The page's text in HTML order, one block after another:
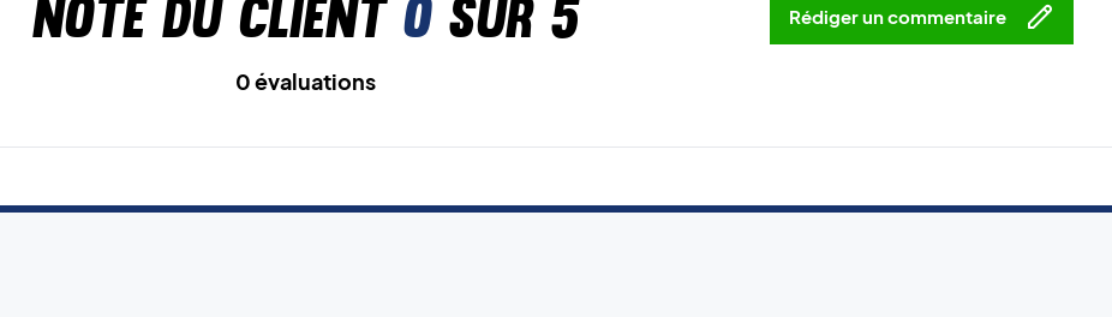
Note du client 0sur 5 Rédiger un commentaire
0 évaluations